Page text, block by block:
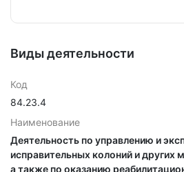
Виды деятельности
Код
84.23.4
Наименование
Деятельность по управлению и
исправительных колоний и других
а также по оказанию